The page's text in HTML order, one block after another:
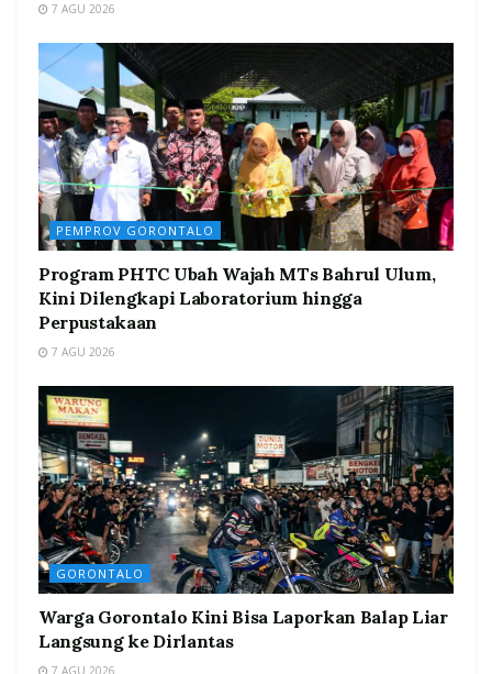
7 AGU 2026
PEMPROV GORONTALO
Program PHTC Ubah Wajah MTs Bahrul Ulum,
Kini Dilengkapi Laboratorium hingga
Perpustakaan
7 AGU 2026
GORONTALO
Warga Gorontalo Kini Bisa Laporkan Balap Liar
Langsung ke Dirlantas
7 AGU 2026